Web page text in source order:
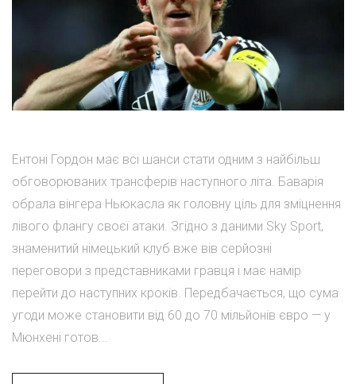
Ентоні Гордон має всі шанси стати одним з найбільш
обговорюваних трансферів наступного літа. Баварія
обрала вінгера Ньюкасла як головну ціль для зміцнення
лівого флангу своєї атаки. Згідно з даними Sky Sport,
знаменитий німецький клуб вже вів серйозні
переговори з представниками гравця і має намір
перейти до наступних кроків. Передбачається, що сума
угоди може становити від 60 до 70 мільйонів євро — у
Мюнхені готов...